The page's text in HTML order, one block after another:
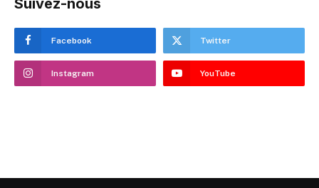
Suivez-nous
Facebook Twitter
Instagram YouTube